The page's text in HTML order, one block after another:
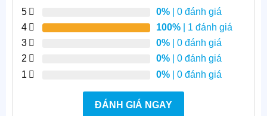
5 0% | 0 đánh giá
4
100% | 1 đánh giá
3
0% | 0 đánh giá
2
0% | 0 đánh giá
1
0% | 0 đánh giá
ĐÁNH GIÁ NGAY